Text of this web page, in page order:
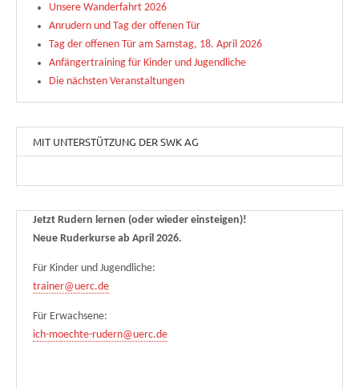
Unsere Wanderfahrt 2026
Anrudern und Tag der offenen Tür
Tag der offenen Tür am Samstag, 18. April 2026
Anfängertraining für Kinder und Jugendliche
Die nächsten Veranstaltungen
MIT UNTERSTÜTZUNG DER SWK AG
Jetzt Rudern lernen (oder wieder einsteigen)!
Neue Ruderkurse ab April 2026.
Für Kinder und Jugendliche:
trainer@uerc.de
Für Erwachsene:
ich-moechte-rudern@uerc.de